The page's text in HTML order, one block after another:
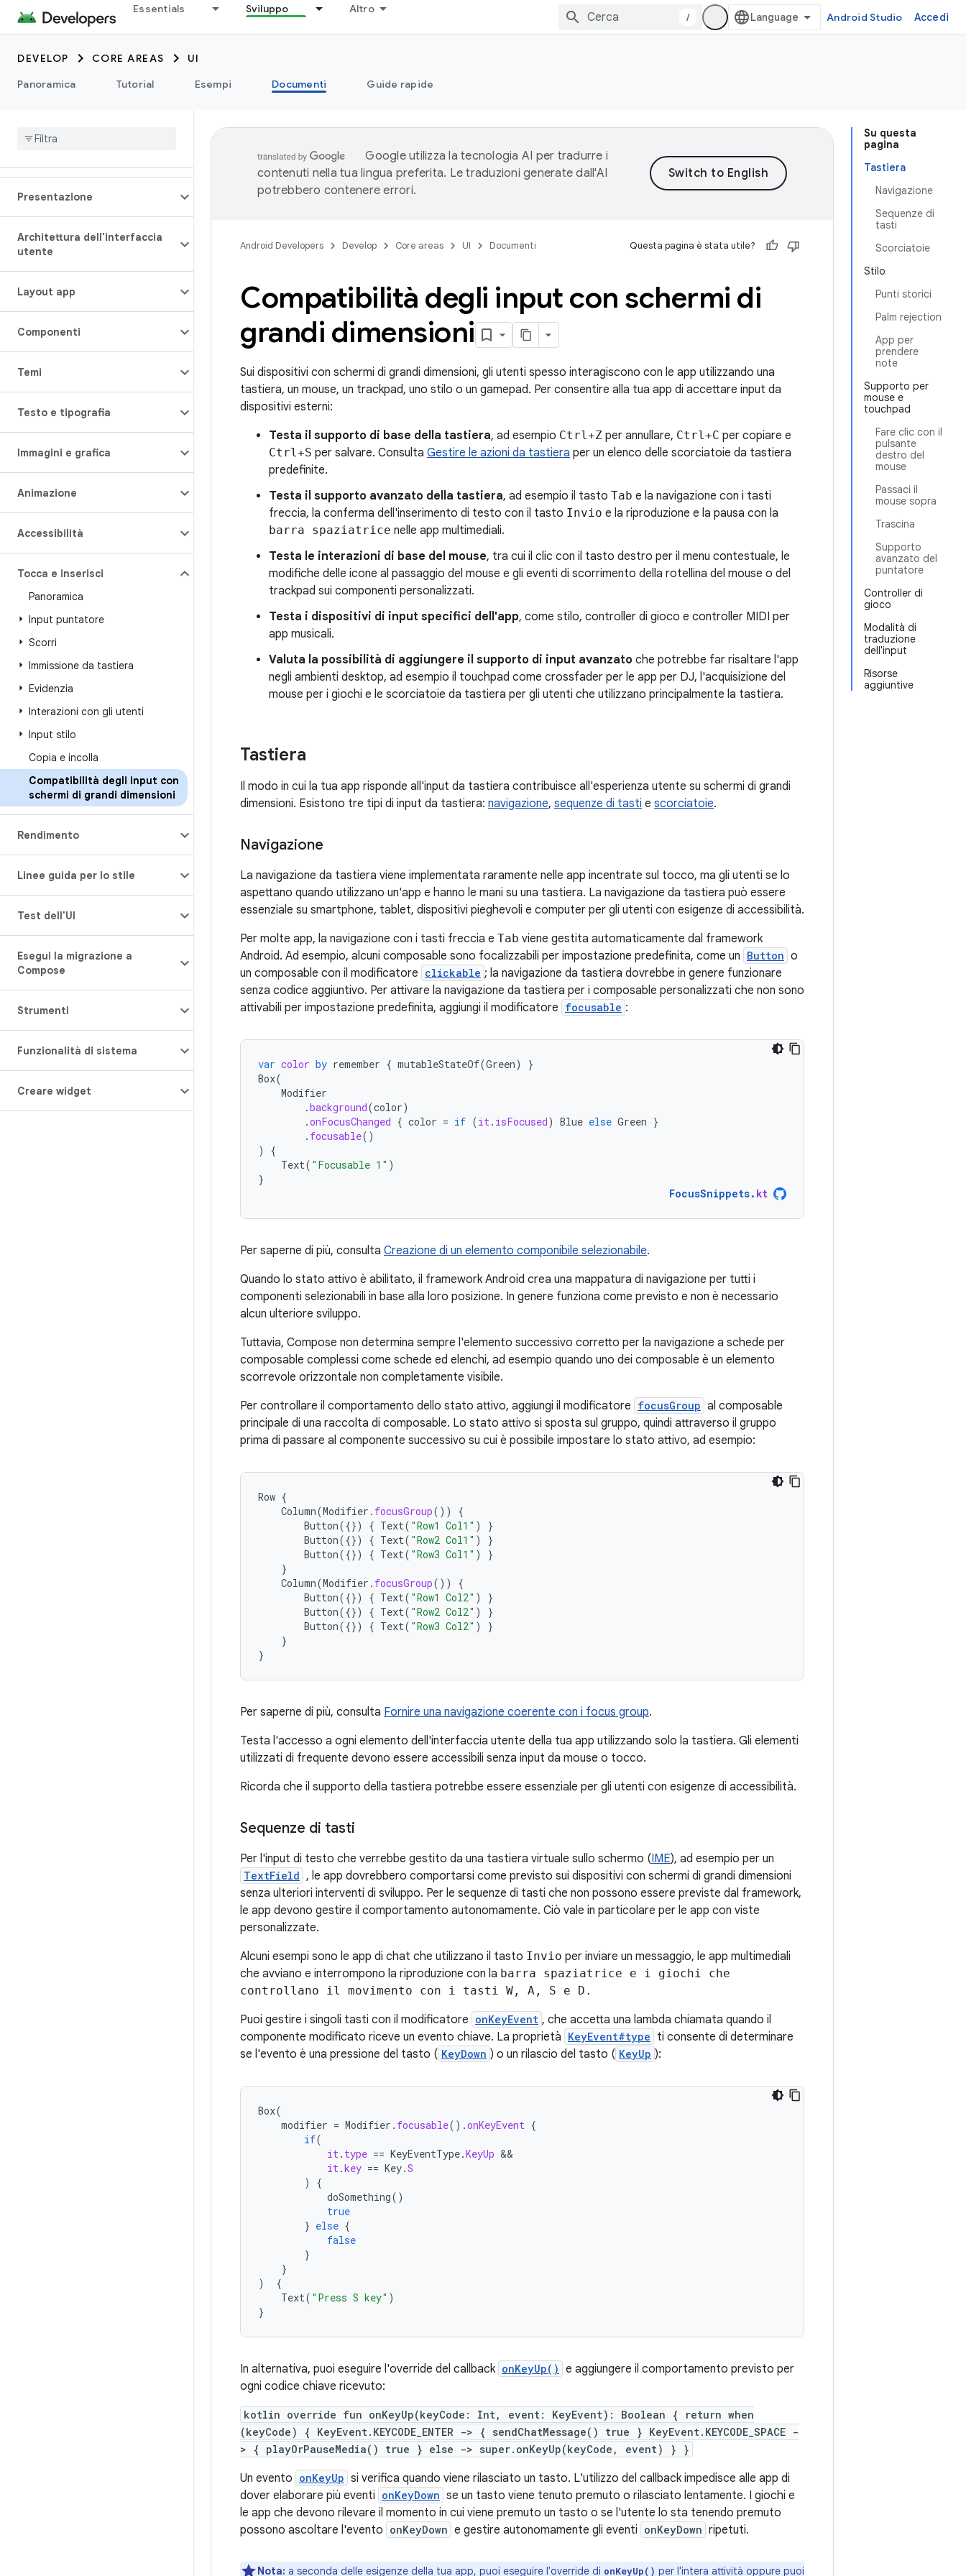
Essentials Sviluppo Altro
/ Android Studio Accedi
DEVELOP CORE AREAS
UI
Panoramica
Tutorial Esempi Documenti Guide rapide
Presentazione
Architettura dell'interfaccia
utente
Layout app
Componenti
Temi
Testo e tipografia
Immagini e grafica
Animazione
Accessibilità
Tocca e inserisci
Panoramica
Input puntatore
Scorri
Immissione da tastiera
Evidenzia
Interazioni con gli utenti
Input stilo
Copia e incolla
Compatibilità degli input con
schermi di grandi dimensioni
Rendimento
Linee guida per lo stile
Test dell'UI
Esegui la migrazione a
Compose
Strumenti
Funzionalità di sistema
Creare widget
Su questa
pagina
Tastiera
Navigazione
Sequenze di
tasti
Scorciatoie
Stilo
Punti storici
Palm rejection
App per
prendere
note
Supporto per
mouse e
touchpad
Fare clic con il
pulsante
destro del
mouse
Passaci il
mouse sopra
Trascina
Supporto
avanzato del
puntatore
Controller di
gioco
Modalità di
traduzione
dell'input
Risorse
aggiuntive
Google utilizza la tecnologia AI per tradurre i
contenuti nella tua lingua preferita. Le traduzioni generate dall'AI
potrebbero contenere errori.
Android Developers Develop Core areas UI Documenti Questa pagina è stata utile?
Compatibilità degli input con schermi di
grandi dimensioni
Sui dispositivi con schermi di grandi dimensioni, gli utenti spesso interagiscono con le app utilizzando una
tastiera, un mouse, un trackpad, uno stilo o un gamepad. Per consentire alla tua app di accettare input da
dispositivi esterni:
Testa il supporto di base della tastiera, ad esempio Ctrl+Z per annullare, Ctrl+C per copiare e
Ctrl+S per salvare. Consulta Gestire le azioni da tastiera per un elenco delle scorciatoie da tastiera
predefinite.
Testa il supporto avanzato della tastiera, ad esempio il tasto Tab e la navigazione con i tasti
freccia, la conferma dell'inserimento di testo con il tasto Invio e la riproduzione e la pausa con la
barra spaziatrice nelle app multimediali.
Testa le interazioni di base del mouse, tra cui il clic con il tasto destro per il menu contestuale, le
modifiche delle icone al passaggio del mouse e gli eventi di scorrimento della rotellina del mouse o del
trackpad sui componenti personalizzati.
Testa i dispositivi di input specifici dell'app, come stilo, controller di gioco e controller MIDI per
app musicali.
Valuta la possibilità di aggiungere il supporto di input avanzato che potrebbe far risaltare l'app
negli ambienti desktop, ad esempio il touchpad come crossfader per le app per DJ, l'acquisizione del
mouse per i giochi e le scorciatoie da tastiera per gli utenti che utilizzano principalmente la tastiera.
Tastiera
Il modo in cui la tua app risponde all'input da tastiera contribuisce all'esperienza utente su schermi di grandi
dimensioni. Esistono tre tipi di input da tastiera: navigazione, sequenze di tasti e scorciatoie.
Navigazione
La navigazione da tastiera viene implementata raramente nelle app incentrate sul tocco, ma gli utenti se lo
aspettano quando utilizzano un'app e hanno le mani su una tastiera. La navigazione da tastiera può essere
essenziale su smartphone, tablet, dispositivi pieghevoli e computer per gli utenti con esigenze di accessibilità.
Per molte app, la navigazione con i tasti freccia e Tab viene gestita automaticamente dal framework
Android. Ad esempio, alcuni composable sono focalizzabili per impostazione predefinita, come un Button o
un composable con il modificatore clickable ; la navigazione da tastiera dovrebbe in genere funzionare
senza codice aggiuntivo. Per attivare la navigazione da tastiera per i composable personalizzati che non sono
attivabili per impostazione predefinita, aggiungi il modificatore focusable :
var color by remember { mutableStateOf(Green)
}
Box(
Modifier
.background(color)
.onFocusChanged { color = if (it. isFocused) Blue else Green }
. focusable()
)
{
Text( "Focusable 1" )
}
FocusSnippets. kt
Per saperne di più, consulta Creazione di un elemento componibile selezionabile.
Quando lo stato attivo è abilitato, il framework Android crea una mappatura di navigazione per tutti i
componenti selezionabili in base alla loro posizione. In genere funziona come previsto e non è necessario
alcun ulteriore sviluppo.
Tuttavia, Compose non determina sempre l'elemento successivo corretto per la navigazione a schede per
composable complessi come schede ed elenchi, ad esempio quando uno dei composable è un elemento
scorrevole orizzontale non completamente visibile.
Per controllare il comportamento dello stato attivo, aggiungi il modificatore focusGroup al composable
principale di una raccolta di composable. Lo stato attivo si sposta sul gruppo, quindi attraverso il gruppo
prima di passare al componente successivo su cui è possibile impostare lo stato attivo, ad esempio:
Row {
Column(Modifier . focusGroup())
{
Button({}) { Text( "Row1 Col1" )
}
Button({}) { Text( "Row2 Col1" )
}
Button({}) { Text( "Row3 Col1" )
}
}
Column(Modifier . focusGroup())
{
Button({}) { Text( "Row1 Col2" )
}
Button({}) { Text( "Row2 Col2" )
}
Button({}) { Text( "Row3 Col2" )
}
}
}
Per saperne di più, consulta Fornire una navigazione coerente con i focus group.
Testa l'accesso a ogni elemento dell'interfaccia utente della tua app utilizzando solo la tastiera. Gli elementi
utilizzati di frequente devono essere accessibili senza input da mouse o tocco.
Ricorda che il supporto della tastiera potrebbe essere essenziale per gli utenti con esigenze di accessibilità.
Sequenze di tasti
Per l'input di testo che verrebbe gestito da una tastiera virtuale sullo schermo (IME), ad esempio per un
TextField , le app dovrebbero comportarsi come previsto sui dispositivi con schermi di grandi dimensioni
senza ulteriori interventi di sviluppo. Per le sequenze di tasti che non possono essere previste dal framework,
le app devono gestire il comportamento autonomamente. Ciò vale in particolare per le app con viste
personalizzate.
Alcuni esempi sono le app di chat che utilizzano il tasto Invio per inviare un messaggio, le app multimediali
che avviano e interrompono la riproduzione con la barra spaziatrice e i giochi che
controllano il movimento con i tasti W , A , S e D .
Puoi gestire i singoli tasti con il modificatore onKeyEvent , che accetta una lambda chiamata quando il
componente modificato riceve un evento chiave. La proprietà KeyEvent#type ti consente di determinare
se l'evento è una pressione del tasto ( KeyDown ) o un rilascio del tasto ( KeyUp ):
Box(
modifier = Modifier . focusable().onKeyEvent {
if(
it. type == KeyEventType.KeyUp
it.key == Key.S
)
{
doSomething()
true
} else {
false
}
}
)
{
Text( "Press S key" )
}
In alternativa, puoi eseguire l'override del callback onKeyUp() e aggiungere il comportamento previsto per
ogni codice chiave ricevuto:
kotlin override fun onKeyUp(keyCode: Int, event: KeyEvent): Boolean { return when
(keyCode) { KeyEvent.KEYCODE_ENTER -> { sendChatMessage() true } KeyEvent.KEYCODE_SPACE -
> { playOrPauseMedia() true } else -> super.onKeyUp(keyCode, event) } }
Un evento onKeyUp si verifica quando viene rilasciato un tasto. L'utilizzo del callback impedisce alle app di
dover elaborare più eventi onKeyDown se un tasto viene tenuto premuto o rilasciato lentamente. I giochi e
le app che devono rilevare il momento in cui viene premuto un tasto o se l'utente lo sta tenendo premuto
possono ascoltare l'evento onKeyDown e gestire autonomamente gli eventi onKeyDown ripetuti.
Nota: a seconda delle esigenze della tua app, puoi eseguire l'override di onKeyUp() per l'intera attività oppure puoi